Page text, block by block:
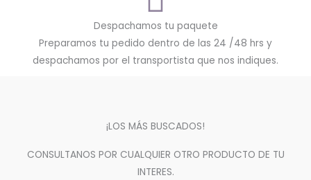
Despachamos tu paquete
Preparamos tu pedido dentro de las 24 /48 hrs y
despachamos por el transportista que nos indiques.
¡LOS MÁS BUSCADOS!
CONSULTANOS POR CUALQUIER OTRO PRODUCTO DE TU
INTERES.